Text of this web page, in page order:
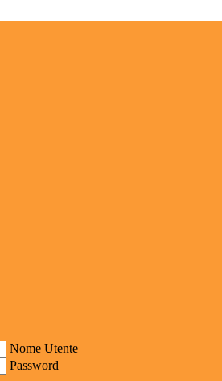
Nome Utente
Password